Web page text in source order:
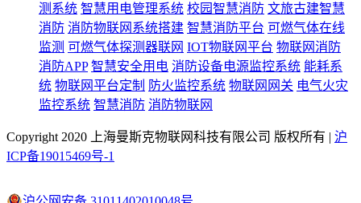
测系统 智慧用电管理系统 校园智慧消防 文旅古建智慧
消防 消防物联网系统搭建 智慧消防平台 可燃气体在线
监测 可燃气体探测器联网 IOT物联网平台 物联网消防
消防APP 智慧安全用电 消防设备电源监控系统 能耗系
统 物联网平台定制 防火监控系统 物联网网关 电气火灾
监控系统 智慧消防 消防物联网
Copyright 2020 上海曼斯克物联网科技有限公司 版权所有 | 沪
ICP备19015469号-1